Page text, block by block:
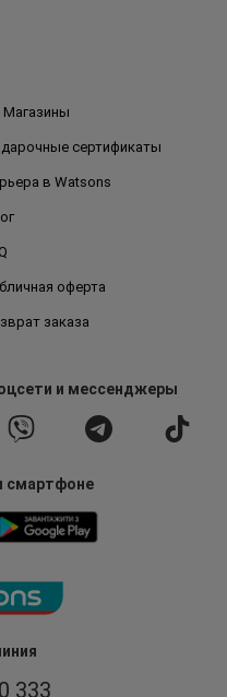
333
Магазины
сертификаты
в Watsons
оферта
заказа
и мессенджеры
смартфоне